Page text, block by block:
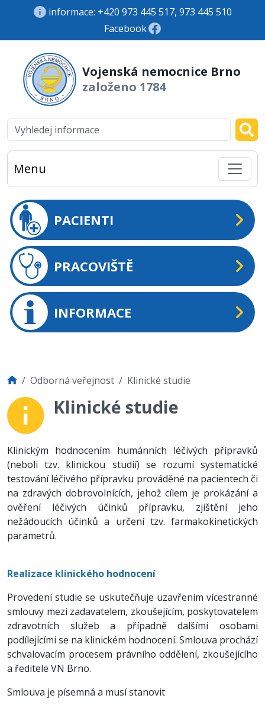
informace: +420 973 445 517, 973 445 510
Facebook
Vojenská nemocnice Brno
založeno 1784
Menu
PACIENTI
PRACOVIŠTĚ
INFORMACE
Odborná veřejnost Klinické studie
Klinické studie
Klinickým hodnocením humánních léčivých přípravků
(neboli tzv. klinickou studií) se rozumí systematické
testování léčivého přípravku prováděné na pacientech či
na zdravých dobrovolnících, jehož cílem je prokázání a
ověření léčivých účinků přípravku, zjištění jeho
nežádoucích účinků a určení tzv. farmakokinetických
parametrů.
Realizace klinického hodnocení
Provedení studie se uskutečňuje uzavřením vícestranné
smlouvy mezi zadavatelem, zkoušejícím, poskytovatelem
zdravotních služeb a případně dalšími osobami
podílejícími se na klinickém hodnocení. Smlouva prochází
schvalovacím procesem právního oddělení, zkoušejícího
a ředitele VN Brno.
Smlouva je písemná a musí stanovit